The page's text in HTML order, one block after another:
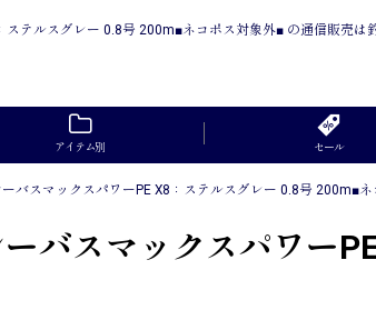
テルスグレー 0.8号 200m■ネコポス対象外■ の通信販売は
アイテム別 セール
バスマックスパワーPE X8：ステルスグレー 0.8号 200m■
バスマックスパワー